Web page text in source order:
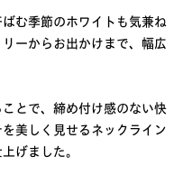
む季節のホワイトも気兼ね
ーからお出かけまで、幅広
とで、締め付け感のない快
美しく見せるネックライン
げました。